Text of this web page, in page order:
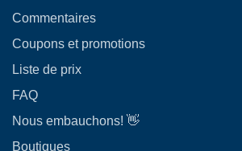
Commentaires
Coupons et promotions
Liste de prix
FAQ
Nous embauchons! 👋
Boutiques